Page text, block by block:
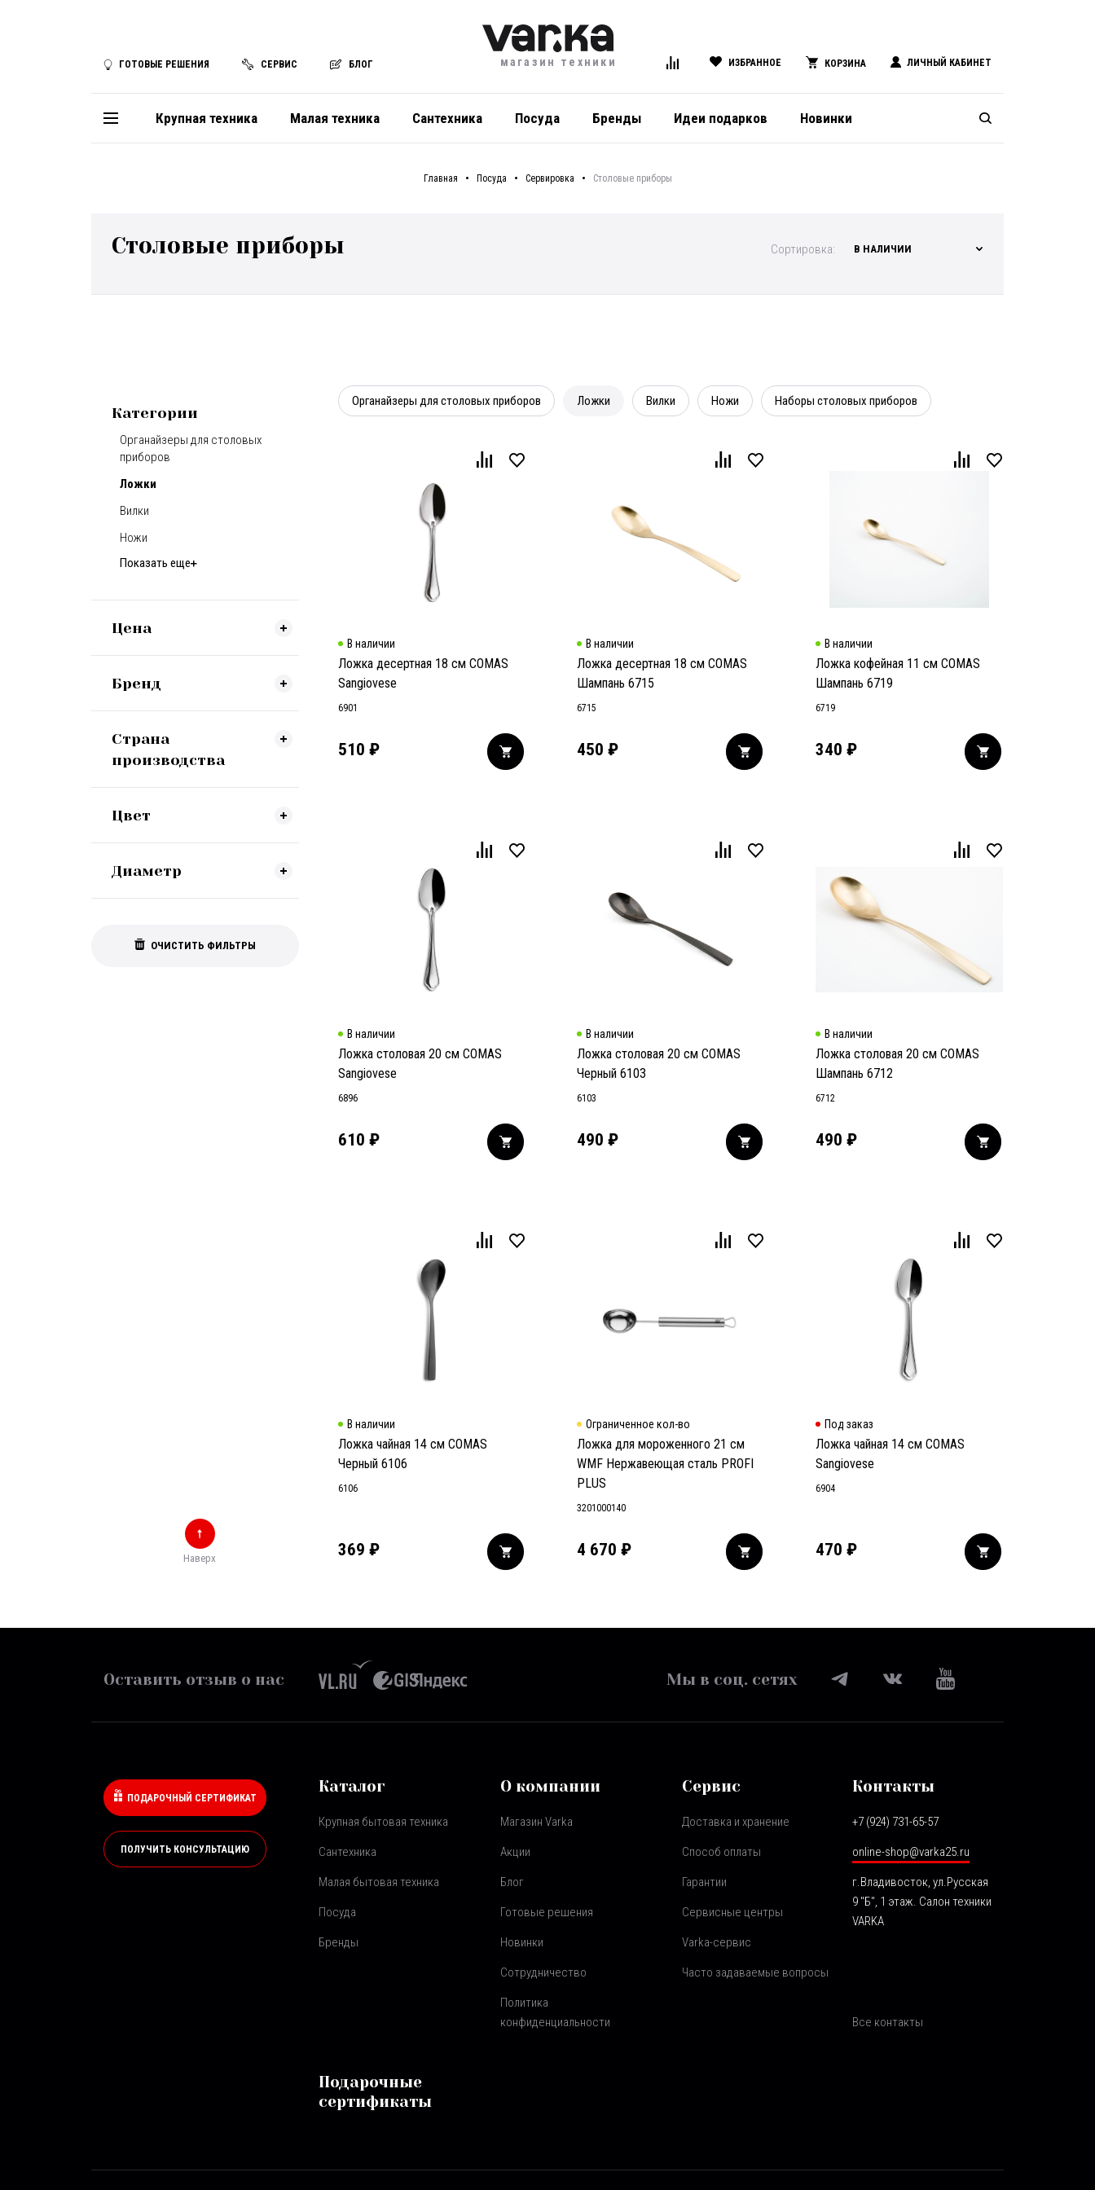
ГОТОВЫЕ РЕШЕНИЯ СЕРВИС БЛОГ магазин техники ИЗБРАННОЕ КОРЗИНА ЛИЧНЫЙ КАБИНЕТ
Крупная техника Малая техника Сантехника Посуда Бренды Идеи подарков Новинки
Главная Посуда Сервировка Столовые приборы
Столовые приборы Сортировка: В НАЛИЧИИ
Категории
Органайзеры для столовых
приборов
Ложки
Вилки
Ножи
Показать еще
Цена
Бренд
Страна
производства
Цвет
Диаметр
ОЧИСТИТЬ ФИЛЬТРЫ
Органайзеры для столовых приборов Ложки Вилки Ножи Наборы столовых приборов
В наличии
Ложка десертная 18 см COMAS
Sangiovese
6901
510 ₽
В наличии
Ложка десертная 18 см COMAS
Шампань 6715
6715
450 ₽
В наличии
Ложка кофейная 11 см COMAS
Шампань 6719
6719
340 ₽
В наличии
Ложка столовая 20 см COMAS
Sangiovese
6896
610 ₽
В наличии
Ложка столовая 20 см COMAS
Черный 6103
6103
490 ₽
В наличии
Ложка столовая 20 см COMAS
Шампань 6712
6712
490 ₽
В наличии
Ложка чайная 14 см COMAS
Черный 6106
6106
369 ₽
Ограниченное кол-во
Ложка для мороженного 21 см
WMF Нержавеющая сталь PROFI
PLUS
3201000140
4 670 ₽
Под заказ
Ложка чайная 14 см COMAS
Sangiovese
6904
470 ₽
Наверх
Оставить отзыв о нас Мы в соц. сетях
ПОДАРОЧНЫЙ СЕРТИФИКАТ
ПОЛУЧИТЬ КОНСУЛЬТАЦИЮ
Каталог
Крупная бытовая техника
Сантехника
Малая бытовая техника
Посуда
Бренды
О компании
Магазин Varka
Акции
Блог
Готовые решения
Новинки
Сотрудничество
Политика
конфиденциальности
Сервис
Доставка и хранение
Способ оплаты
Гарантии
Сервисные центры
Varka-сервис
Часто задаваемые вопросы
Контакты
+7 (924) 731-65-57
online-shop@varka25.ru
г.Владивосток, ул.Русская
9 "Б", 1 этаж. Салон техники
VARKA
Все контакты
Подарочные
сертификаты